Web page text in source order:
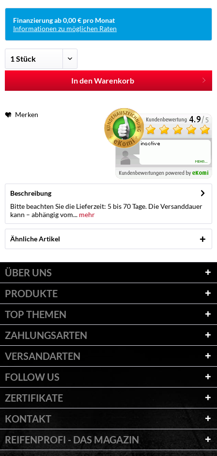
Finanzierung ab 0,00 € pro Monat
Informationen zu möglichen Raten
In den Warenkorb
Merken
Beschreibung
Bitte beachten Sie die Lieferzeit: 5 bis 70 Tage. Die Versanddauer
kann – abhängig vom... mehr
Ähnliche Artikel
ÜBER UNS
PRODUKTE
TOP THEMEN
ZAHLUNGSARTEN
VERSANDARTEN
FOLLOW US
ZERTIFIKATE
KONTAKT
REIFENPROFI - DAS MAGAZIN